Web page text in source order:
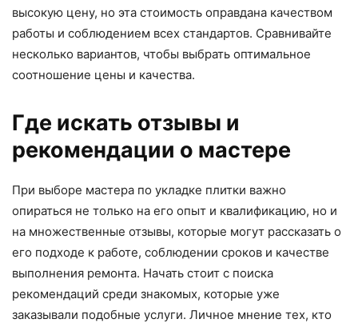
высокую цену, но эта стоимость оправдана качеством
работы и соблюдением всех стандартов. Сравнивайте
несколько вариантов, чтобы выбрать оптимальное
соотношение цены и качества.
Где искать отзывы и
рекомендации о мастере
При выборе мастера по укладке плитки важно
опираться не только на его опыт и квалификацию, но и
на множественные отзывы, которые могут рассказать о
его подходе к работе, соблюдении сроков и качестве
выполнения ремонта. Начать стоит с поиска
рекомендаций среди знакомых, которые уже
заказывали подобные услуги. Личное мнение тех, кто